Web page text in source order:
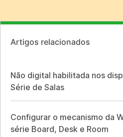
Artigos relacionados
Não digital habilitada nos
Série de Salas
Configurar o mecanismo da
série Board, Desk e Room